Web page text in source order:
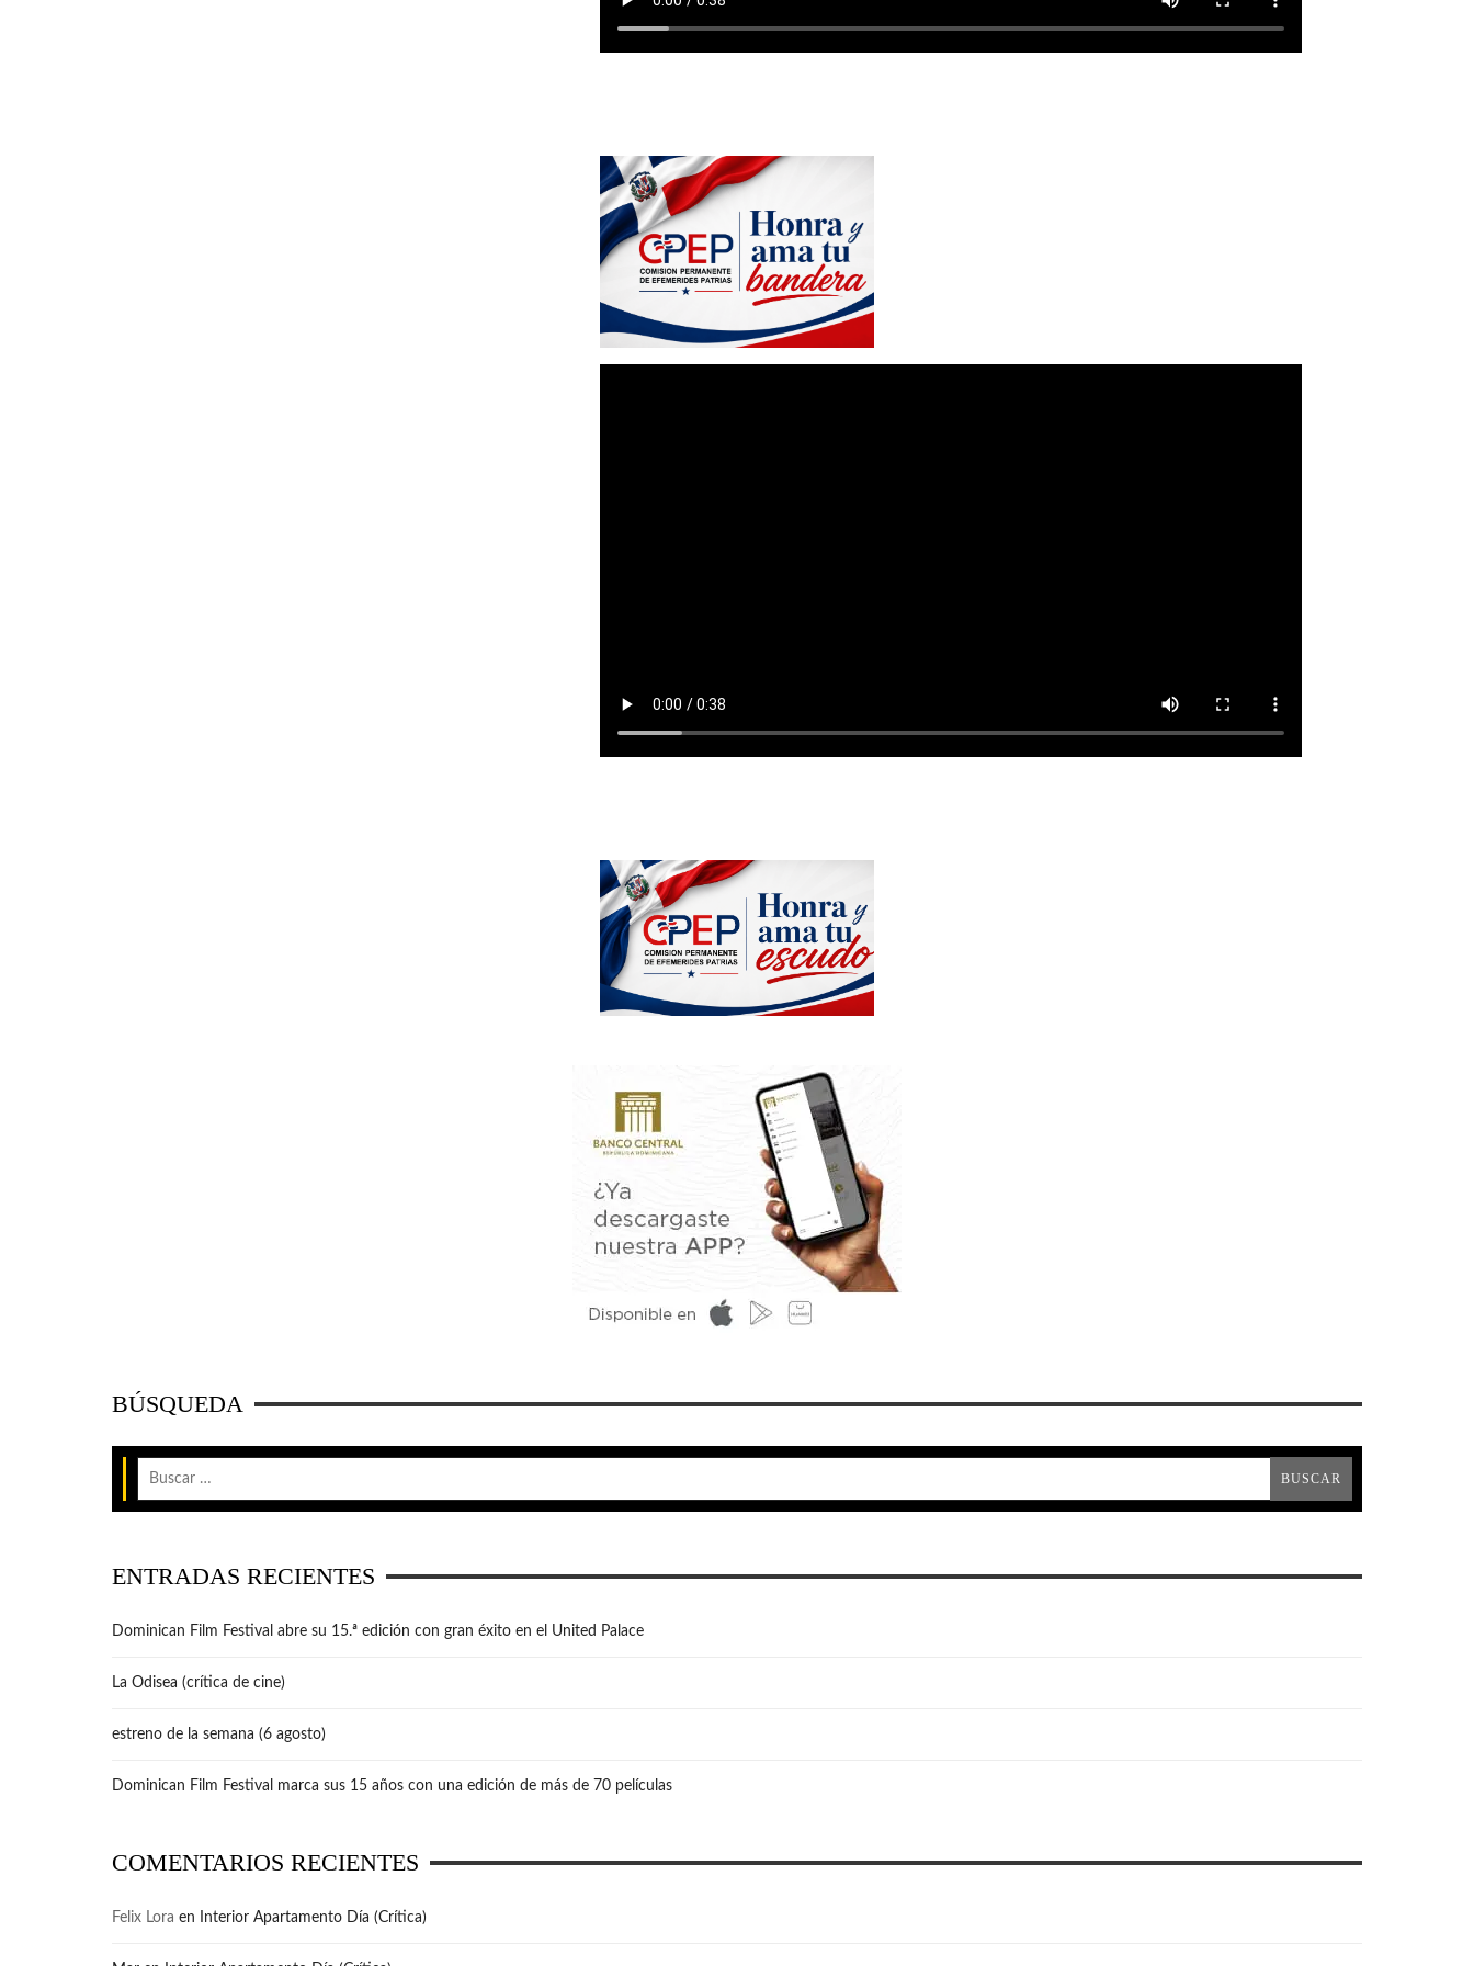
BÚSQUEDA
ENTRADAS RECIENTES
Dominican Film Festival abre su 15.ª edición con gran éxito en el United Palace
La Odisea (crítica de cine)
estreno de la semana (6 agosto)
Dominican Film Festival marca sus 15 años con una edición de más de 70 películas
COMENTARIOS RECIENTES
Felix Lora en Interior Apartamento Día (Crítica)